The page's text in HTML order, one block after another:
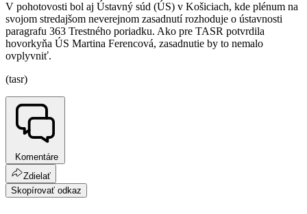
V pohotovosti bol aj Ústavný súd (ÚS) v Košiciach, kde plénum na
svojom stredajšom neverejnom zasadnutí rozhoduje o ústavnosti
paragrafu 363 Trestného poriadku. Ako pre TASR potvrdila
hovorkyňa ÚS Martina Ferencová, zasadnutie by to nemalo
ovplyvniť.
(tasr)
Komentáre
Zdielať
Skopírovať odkaz